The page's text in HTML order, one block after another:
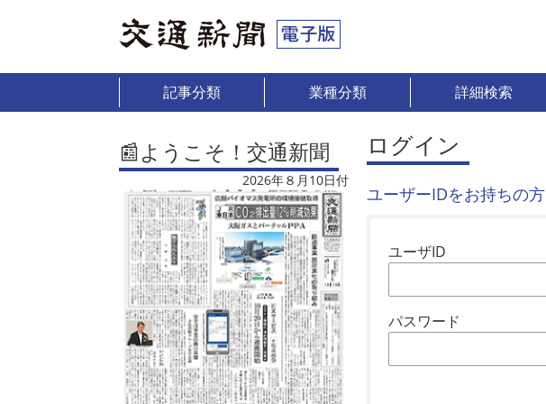
記事分類 業種分類 詳細検索
📰ようこそ！交通新聞
2026年８月10日付
ログイン
ユーザーIDをお持ちの方
ユーザID
パスワード